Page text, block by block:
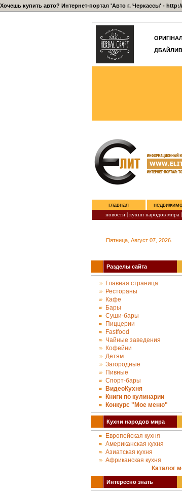
Хочешь купить авто? Интернет-портал 'Авто г. Черкассы' -
]
главная
новости | кухни народов мира |
Пятница, Август 07, 2026.
Разделы сайта
Главная страница
Рестораны
Кафе
Бары
Суши-бары
Пиццерии
Fastfood
Чайные заведения
Кофейни
Детям
Загородные
Пивные
Спорт-бары
ВидеоКухня
Книги по кулинарии
Конкурc "Мое меню"
Кухни народов мира
Европейская кухня
Американская кухня
Азиатская кухня
Африканская кухня
Каталог
Интересно знать